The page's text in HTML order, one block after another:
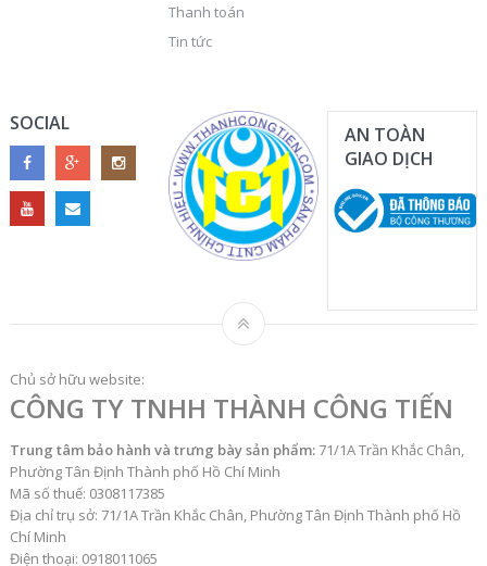
Thanh toán
Tin tức
SOCIAL
AN TOÀN
GIAO DỊCH
Chủ sở hữu website:
CÔNG TY TNHH THÀNH CÔNG TIẾN
Trung tâm bảo hành và trưng bày sản phẩm:71/1A Trần Khắc Chân,
Phường Tân Định Thành phố Hồ Chí Minh
Mã số thuế: 0308117385
Địa chỉ trụ sở: 71/1A Trần Khắc Chân, Phường Tân Định Thành phố Hồ
Chí Minh
Điện thoại: 0918011065